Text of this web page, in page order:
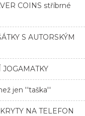
COINS stříbrné
S AUTORSKÝM
JOGAMATKY
jen ''taška''
NA TELEFON